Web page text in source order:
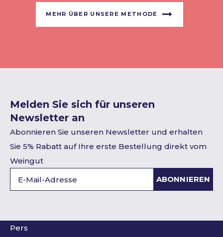
MEHR ÜBER UNSERE METHODE
Melden Sie sich für unseren
Newsletter an
Abonnieren Sie unseren Newsletter und erhalten
Sie 5% Rabatt auf Ihre erste Bestellung direkt vom
Weingut
ABONNIEREN
Pers